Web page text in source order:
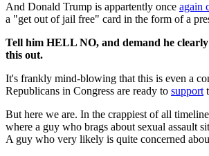
And Donald Trump is appartently once again
a "get out of jail free" card in the form of a
Tell him HELL NO, and demand he
this out.
It's frankly mind-blowing that this is even a
Republicans in Congress are ready to support
But here we are. In the crappiest of all
where a guy who brags about sexual assault
A guy who very likely is quite concerned